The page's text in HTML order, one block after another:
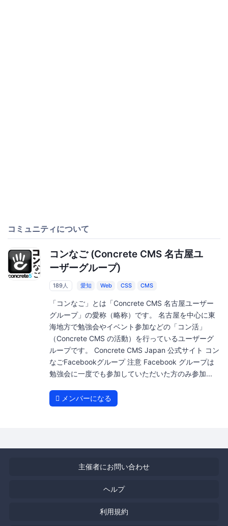
コミュニティについて
コンなご (Concrete CMS 名古屋ユ
ーザーグループ)
189人 愛知 Web CSS CMS
「コンなご」とは「Concrete CMS 名古屋ユーザー
グループ」の愛称（略称）です。 名古屋を中心に東
海地方で勉強会やイベント参加などの「コン活」
（Concrete CMS の活動）を行っているユーザーグ
ループです。 Concrete CMS Japan 公式サイト コン
なごFacebookグループ 注意 Facebook グループは
勉強会に一度でも参加していただいた方のみ参加...
メンバーになる
主催者にお問い合わせ
ヘルプ
利用規約